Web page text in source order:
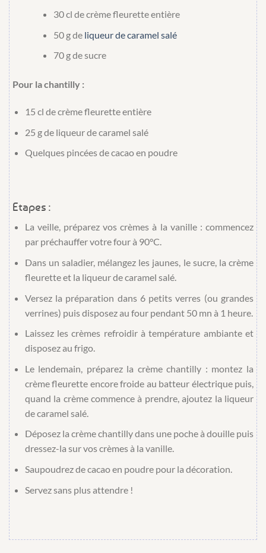
30 cl decrème fleurette entière
50 gde liqueur de caramel salé
70 gdesucre
Pour la chantilly :
15 cl decrème fleurette entière
25 gde liqueur de caramel salé
Quelques pincéesdecacao en poudre
Etapes :
La veille, préparez vos crèmes à la vanille : commencez
par préchauffer votre four à 90°C.
Dans un saladier, mélangez les jaunes, le sucre, la crème
fleurette et la liqueur de caramel salé.
Versez la préparation dans 6 petits verres (ou grandes
verrines) puis disposez au four pendant 50 mn à 1 heure.
Laissez les crèmes refroidir à température ambiante et
disposez au frigo.
Le lendemain, préparez la crème chantilly : montez la
crème fleurette encore froide au batteur électrique puis,
quand la crème commence à prendre, ajoutez la liqueur
de caramel salé.
Déposez la crème chantilly dans une poche à douille puis
dressez-la sur vos crèmes à la vanille.
Saupoudrez de cacao en poudre pour la décoration.
Servez sans plus attendre !